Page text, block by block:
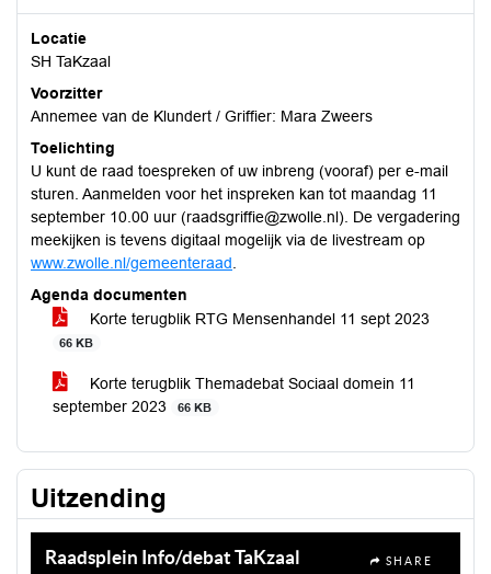
Locatie
SH TaKzaal
Voorzitter
Annemee van de Klundert / Griffier: Mara Zweers
Toelichting
U kunt de raad toespreken of uw inbreng (vooraf) per e-mail
sturen. Aanmelden voor het inspreken kan tot maandag 11
september 10.00 uur (raadsgriffie@zwolle.nl). De vergadering
meekijken is tevens digitaal mogelijk via de livestream op
www.zwolle.nl/gemeenteraad
Agenda documenten
Korte terugblik RTG Mensenhandel 11 sept 2023
66 KB
Korte terugblik Themadebat Sociaal domein 11
september 2023
66 KB
Uitzending